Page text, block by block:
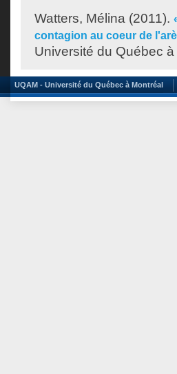
Watters, Mélina (2011).
contagion au coeur de
Université du Québec
UQAM - Université du Québec à Montréal